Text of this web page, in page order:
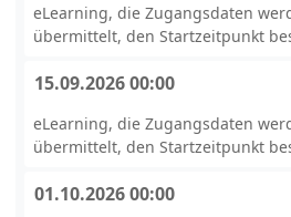
eLearning, die Zugangsdaten
übermittelt, den Startzeitpunkt
15.09.2026 00:00
eLearning, die Zugangsdaten
übermittelt, den Startzeitpunkt
01.10.2026 00:00